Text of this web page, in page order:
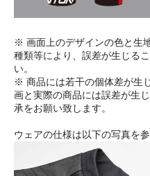
※ 画面上のデザインの色と生
種類等により、誤差が生じる
い。
※ 商品には若干の個体差が生
画と実際の商品には誤差が生
承をお願い致します。
ウェアの仕様は以下の写真を参